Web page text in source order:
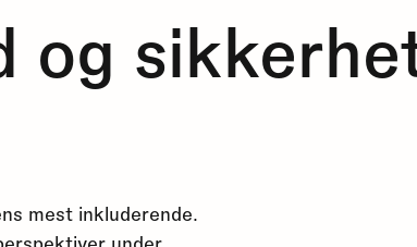
og
mest inkluderende.
under